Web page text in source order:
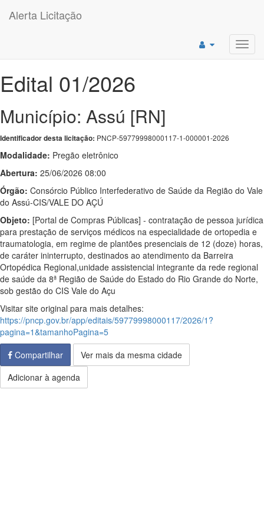
Alerta Licitação
Edital 01/2026
Município: Assú [RN]
Identificador desta licitação: PNCP-59779998000117-1-000001-2026
Modalidade: Pregão eletrônico
Abertura: 25/06/2026 08:00
Órgão: Consórcio Público Interfederativo de Saúde da Região do Vale
do Assú-CIS/VALE DO AÇÚ
Objeto: [Portal de Compras Públicas] - contratação de pessoa jurídica
para prestação de serviços médicos na especialidade de ortopedia e
traumatologia, em regime de plantões presenciais de 12 (doze) horas,
de caráter ininterrupto, destinados ao atendimento da Barreira
Ortopédica Regional,unidade assistencial integrante da rede regional
de saúde da 8ª Região de Saúde do Estado do Rio Grande do Norte,
sob gestão do CIS Vale do Açu
Visitar site original para mais detalhes:
https://pncp.gov.br/app/editais/59779998000117/2026/1?
pagina=1&tamanhoPagina=5
Compartilhar
Ver mais da mesma cidade
Adicionar à agenda